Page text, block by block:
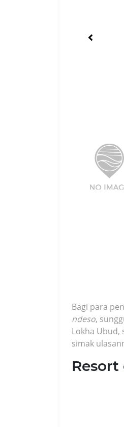
Bagi para
ndeso,
Lokha Ubud,
simak
Resort